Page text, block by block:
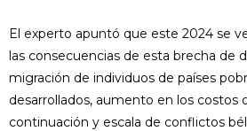
El experto apuntó que este 2024 se
las consecuencias de esta brecha de
migración de individuos de países
desarrollados, aumento en los costos
continuación y escala de conflictos